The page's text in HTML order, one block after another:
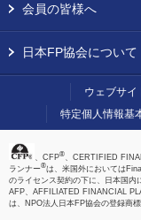
会員の皆様へ
日本FP協会について
ウェブサイ
特定個人情報基
、CFP®、CERTIFIED
ランナー®は、米国外においては
のライセンス契約の下に、日本国内
AFP、AFFILIATED FINANCIAL
は、NPO法人日本FP協会の登録商標